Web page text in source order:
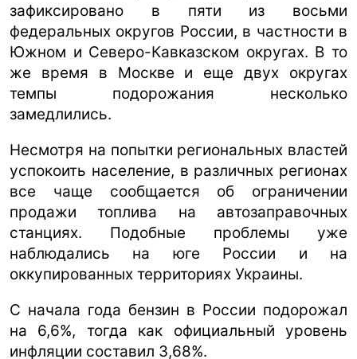
зафиксировано в пяти из восьми
федеральных округов России, в частности в
Южном и Северо-Кавказском округах. В то
же время в Москве и еще двух округах
темпы подорожания несколько
замедлились.
Несмотря на попытки региональных властей
успокоить население, в различных регионах
все чаще сообщается об ограничении
продажи топлива на автозаправочных
станциях. Подобные проблемы уже
наблюдались на юге России и на
оккупированных территориях Украины.
С начала года бензин в России подорожал
на 6,6%, тогда как официальный уровень
инфляции составил 3,68%.